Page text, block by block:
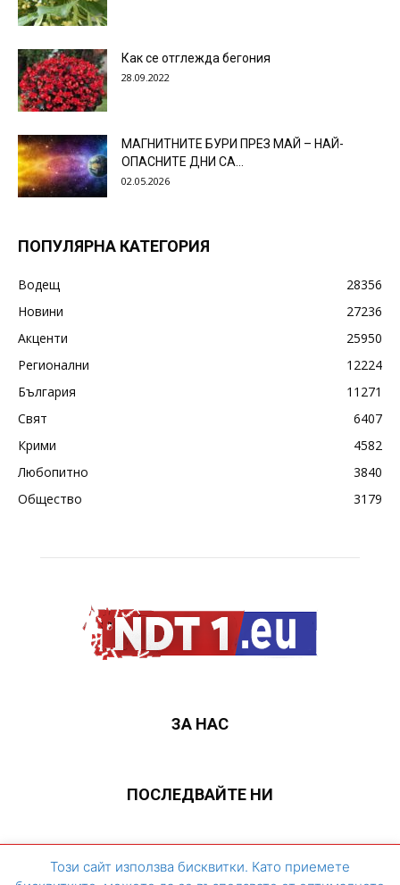
Как се отглежда бегония
28.09.2022
МАГНИТНИТЕ БУРИ ПРЕЗ МАЙ – НАЙ-
ОПАСНИТЕ ДНИ СА…
02.05.2026
ПОПУЛЯРНА КАТЕГОРИЯ
Водещ
28356
Новини
27236
Акценти
25950
Регионални
12224
България
11271
Свят
6407
Крими
4582
Любопитно
3840
Общество
3179
ЗА НАС
ПОСЛЕДВАЙТЕ НИ
ЗА НАС Контакти Архивен сайт
Този сайт използва бисквитки. Като приемете